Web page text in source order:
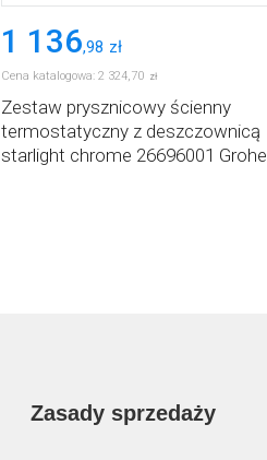
1 136,98 zł
Cena katalogowa: 2 324,70 zł
Zestaw prysznicowy ścienny
termostatyczny z deszczownicą
starlight chrome 26696001 Grohe
Zasady sprzedaży